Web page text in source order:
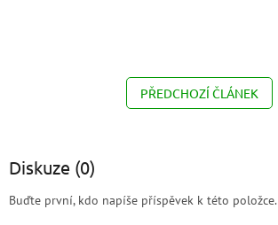
PŘEDCHOZÍ ČLÁNEK
Diskuze (0)
Buďte první, kdo napíše příspěvek k této položce.